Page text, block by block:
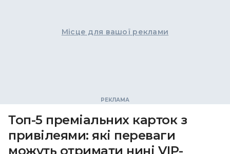
Місце для вашої реклами
Топ-5 преміальних карток з
привілеями: які переваги
можуть отримати нині VIP-